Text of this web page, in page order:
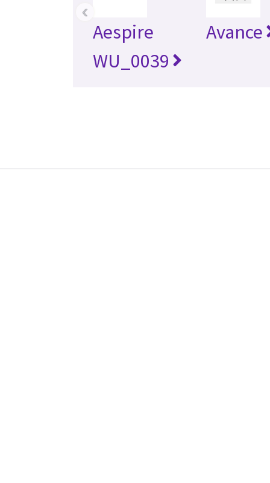
Aespire
WU_0039
Avance
‹